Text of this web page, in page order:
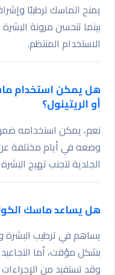
يمنح الماسك ترطيبًا
بينما تتحسن مرونة
الاستخدام المنتظم.
أو الريتينول؟
نعم، يمكن استخدامه
وضعه في أيام مختلفة عن
الجلدية لتجنب تهيج
هل يساعد ماسك
يساهم في ترطيب
بشكل مؤقت، أما
وقد تستفيد من الإجراءات